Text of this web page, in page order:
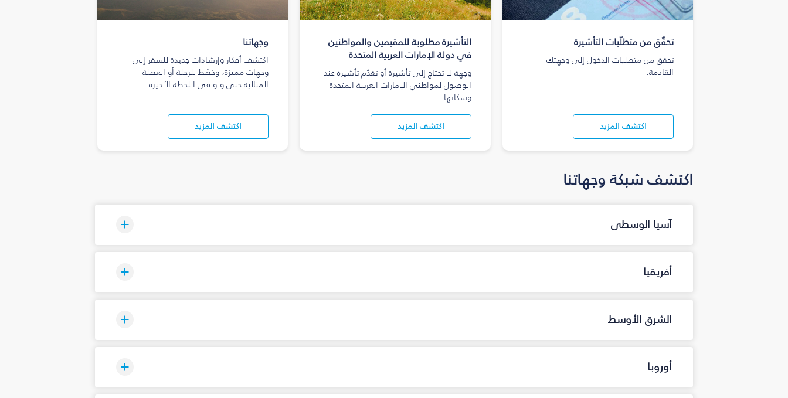
تحقّق من متطلّبات التأشيرة
تحقق من متطلبات الدخول إلى وجهتك
القادمة.
اكتشف المزيد
التأشيرة مطلوبة للمقيمين والمواطنين
في دولة الإمارات العربية المتحدة
وجهة لا تحتاج إلى تأشيرة أو تقدّم تأشيرة عند
الوصول لمواطني الإمارات العربية المتحدة
وسكانها.
اكتشف المزيد
وجهاتنا
اكتشف أفكار وإرشادات جديدة للسفر إلى
وجهات مميزة، وخطّط للرحلة أو العطلة
المثالية حتى ولو في اللحظة الأخيرة.
اكتشف المزيد
اكتشف شبكة وجهاتنا
آسيا الوسطى
أفريقيا
الشرق الأوسط
أوروبا